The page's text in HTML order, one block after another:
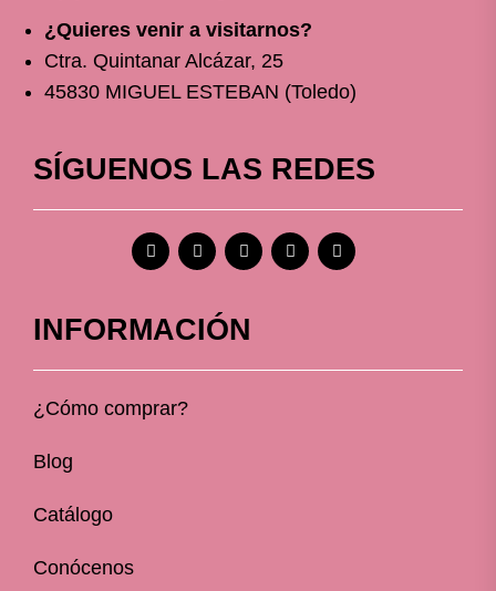
¿Quieres venir a visitarnos?
Ctra. Quintanar Alcázar, 25
45830 MIGUEL ESTEBAN (Toledo)
SÍGUENOS LAS REDES
INFORMACIÓN
¿Cómo comprar?
Blog
Catálogo
Conócenos